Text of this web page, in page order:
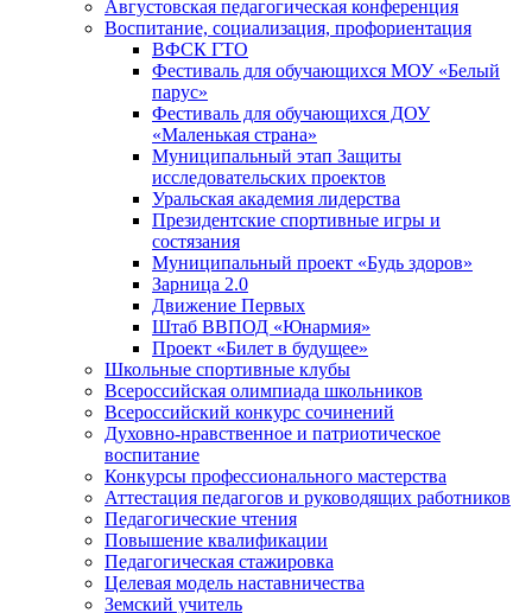
Августовская педагогическая конференция
Воспитание, социализация, профориентация
ВФСК ГТО
Фестиваль для обучающихся МОУ «Белый
парус»
Фестиваль для обучающихся ДОУ
«Маленькая страна»
Муниципальный этап Защиты
исследовательских проектов
Уральская академия лидерства
Президентские спортивные игры и
состязания
Муниципальный проект «Будь здоров»
Зарница 2.0
Движение Первых
Штаб ВВПОД «Юнармия»
Проект «Билет в будущее»
Школьные спортивные клубы
Всероссийская олимпиада школьников
Всероссийский конкурс сочинений
Духовно-нравственное и патриотическое
воспитание
Конкурсы профессионального мастерства
Аттестация педагогов и руководящих работников
Педагогические чтения
Повышение квалификации
Педагогическая стажировка
Целевая модель наставничества
Земский учитель